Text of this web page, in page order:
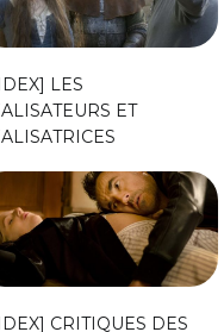
LES
ET
CRITIQUES DES